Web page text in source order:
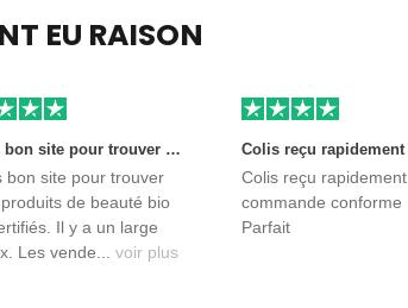
EU RAISON
Très bon site pour trouver des produits de beauté bio et certifiés. Il y a un large choix. Les vendeurs sont des entreprises françaises qui propose aussi des produits de qualité et moins chers que ce qu’on peut trouver dans des magasins.
bon site pour trouver
de beauté bio
Il y a un large
Les vende... voir plus
Colis reçu rapidement ,
commande conforme
Parfait